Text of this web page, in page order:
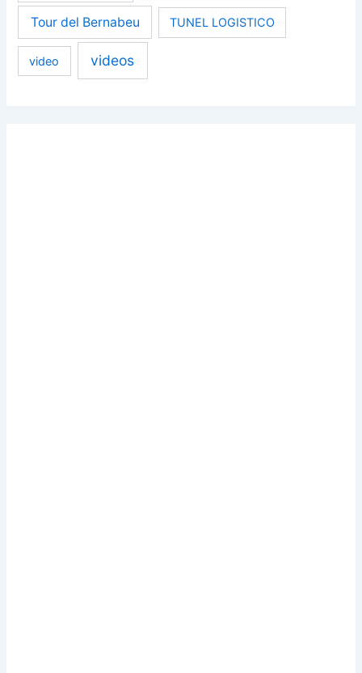
Tour del Bernabeu TUNEL LOGISTICO
video videos